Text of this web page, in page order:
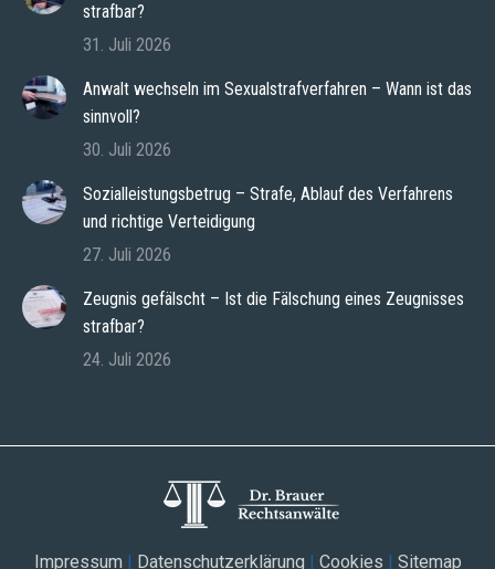
strafbar?
31. Juli 2026
Anwalt wechseln im Sexualstrafverfahren – Wann ist das
sinnvoll?
30. Juli 2026
Sozialleistungsbetrug – Strafe, Ablauf des Verfahrens
und richtige Verteidigung
27. Juli 2026
Zeugnis gefälscht – Ist die Fälschung eines Zeugnisses
strafbar?
24. Juli 2026
Impressum Datenschutzerklärung Cookies Sitemap